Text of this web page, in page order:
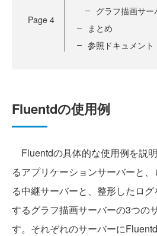
Page 4
グラフ描画サ
まとめ
参照ドキュメント
Fluentdの使用例
Fluentdの具体的な使用例を説
るアプリケーションサーバーと
る中継サーバーと、整形したロ
するグラフ描画サーバーの3つの
す。それぞれのサーバーに